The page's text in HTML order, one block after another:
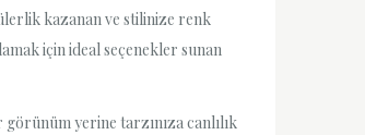
kazanan ve stilinize renk
için ideal seçenekler sunan
yerine tarzınıza canlılık